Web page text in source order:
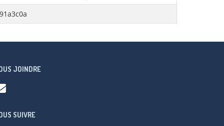
JOINDRE
SUIVRE